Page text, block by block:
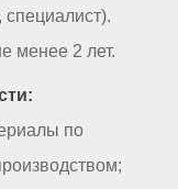
специалист).
менее 2 лет.
по